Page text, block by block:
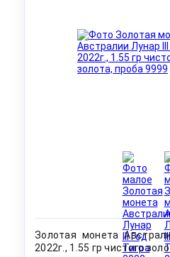
Золотая монета
2022г., 1.55 гр чистого